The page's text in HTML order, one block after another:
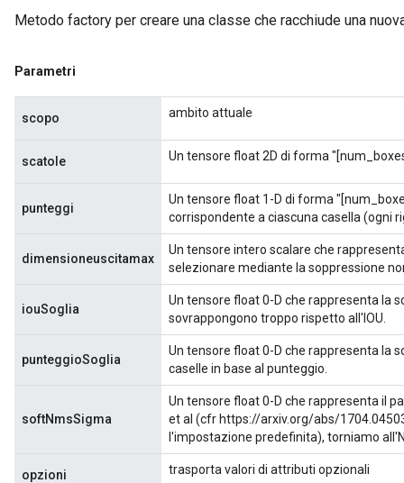
Metodo factory per creare una classe che racchiude una
Parametri
scopo ambito attuale
scatole Un tensore float 2D di forma
punteggi
Un tensore float 1-D di forma
corrispondente a ciascuna casella (ogni
dimensioneuscitamax
Un tensore intero scalare che
selezionare mediante la soppressione
iouSoglia
Un tensore float 0-D che rappresenta la
sovrappongono troppo rispetto all'IOU.
punteggioSoglia
Un tensore float 0-D che rappresenta la
caselle in base al punteggio.
softNmsSigma
Un tensore float 0-D che rappresenta il
et al (cfr https://arxiv.org/abs/
l'impostazione predefinita), torniamo
opzioni trasporta valori di attributi opzionali